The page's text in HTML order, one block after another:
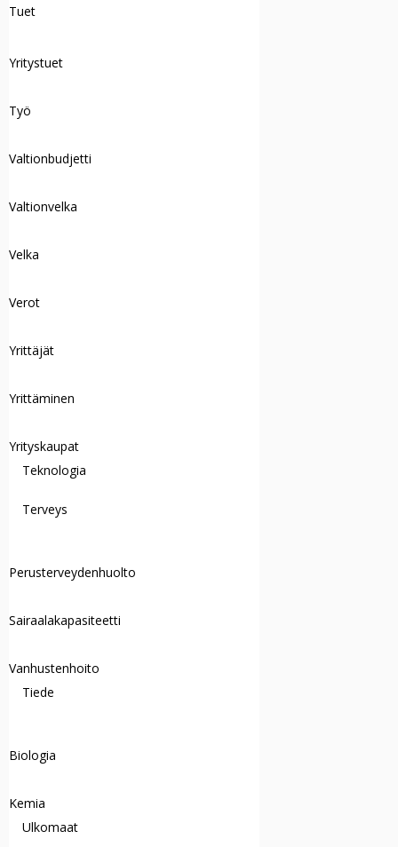
Tuet
Yritystuet
Työ
Valtionbudjetti
Valtionvelka
Velka
Verot
Yrittäjät
Yrittäminen
Yrityskaupat
Teknologia
Terveys
Perusterveydenhuolto
Sairaalakapasiteetti
Vanhustenhoito
Tiede
Biologia
Kemia
Ulkomaat